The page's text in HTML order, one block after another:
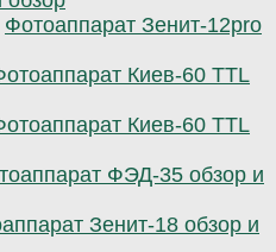
Фотоаппарат Зенит-12pro
Киев-60 TTL
Киев-60 TTL
ФЭД-35 обзор и
Зенит-18 обзор и